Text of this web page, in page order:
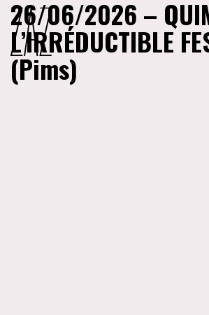
26/06/2026 –
L’IRRÉDUCTIBLE
(Pims)